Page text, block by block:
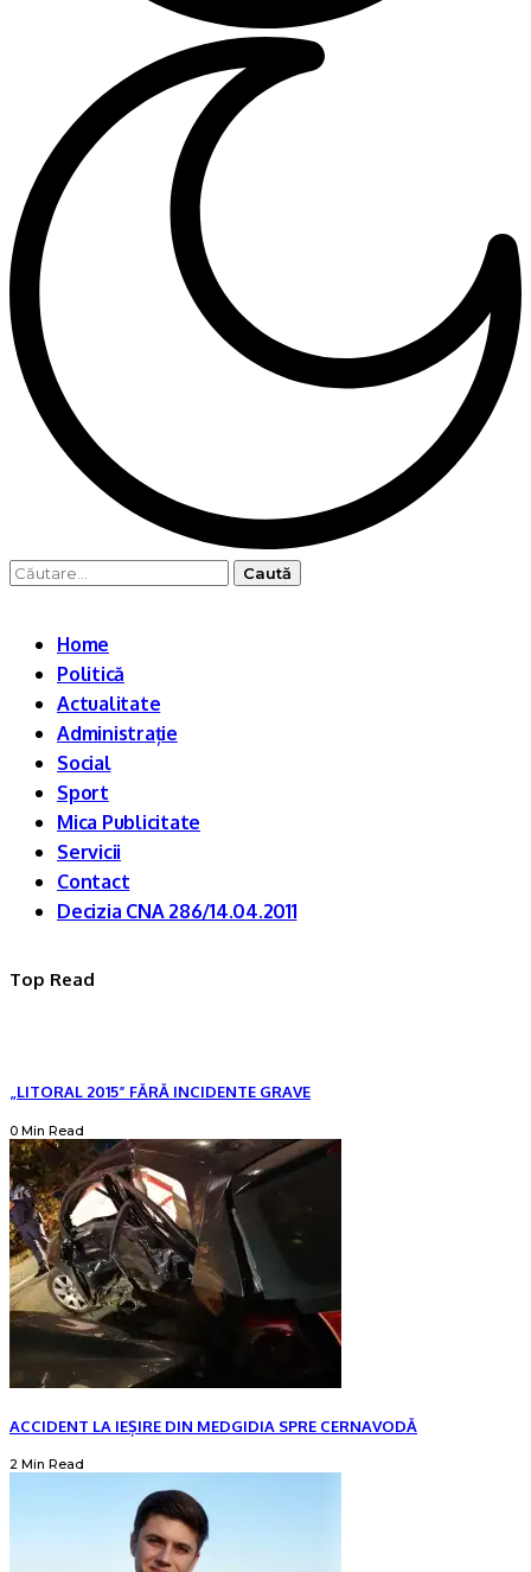
Caută
Home
Politică
Actualitate
Administrație
Social
Sport
Mica Publicitate
Servicii
Contact
Decizia CNA 286/14.04.2011
Top Read
„LITORAL 2015” FĂRĂ INCIDENTE GRAVE
0 Min Read
ACCIDENT LA IEȘIRE DIN MEDGIDIA SPRE CERNAVODĂ
2 Min Read